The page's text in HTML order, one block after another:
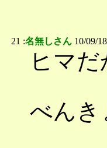
21 :名無しさん 10/09/
ヒマ
べん